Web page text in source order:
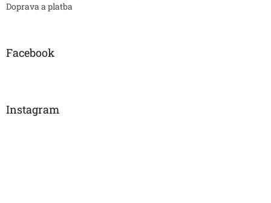
Doprava a platba
Facebook
Instagram